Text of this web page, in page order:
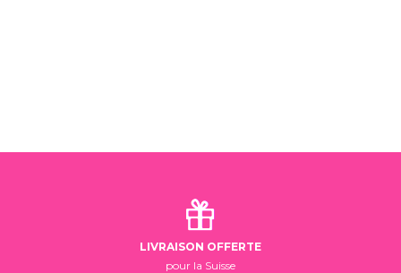
LIVRAISON OFFERTE
pour la Suisse